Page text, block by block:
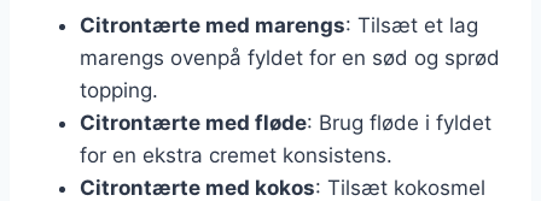
Citrontærte med marengs: Tilsæt et lag
marengs ovenpå fyldet for en sød og sprød
topping.
Citrontærte med fløde: Brug fløde i fyldet
for en ekstra cremet konsistens.
Citrontærte med kokos: Tilsæt kokosmel